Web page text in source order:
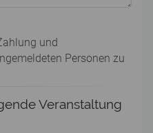
und
Personen zu
Veranstaltung